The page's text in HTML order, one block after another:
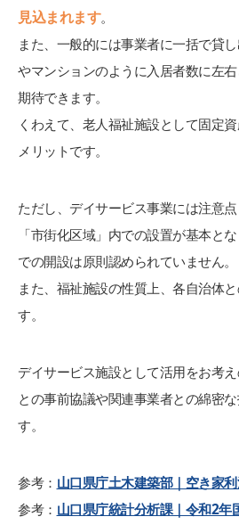
見込まれます。
また、一般的には事業者に一括で貸
やマンションのように入居者数に左
期待できます。
くわえて、老人福祉施設として固定
メリットです。
ただし、デイサービス事業には注意点
「市街化区域」内での設置が基本と
での開設は原則認められていません。
また、福祉施設の性質上、各自治体
す。
デイサービス施設として活用をお考
との事前協議や関連事業者との綿密
す。
参考： 山口県庁土木建築部｜空き家
参考： 山口県庁統計分析課｜令和2年